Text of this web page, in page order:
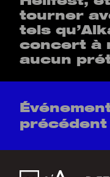
tourner
tels
concert à
aucun
précédent